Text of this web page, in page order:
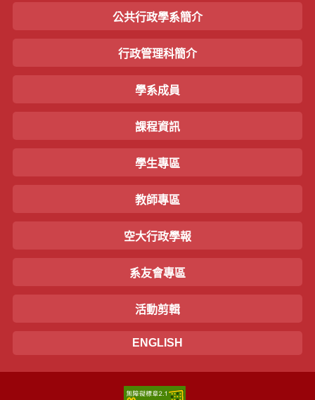
公共行政學系簡介
行政管理科簡介
學系成員
課程資訊
學生專區
教師專區
空大行政學報
系友會專區
活動剪輯
ENGLISH